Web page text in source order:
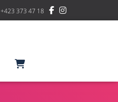
+423 373 47 18